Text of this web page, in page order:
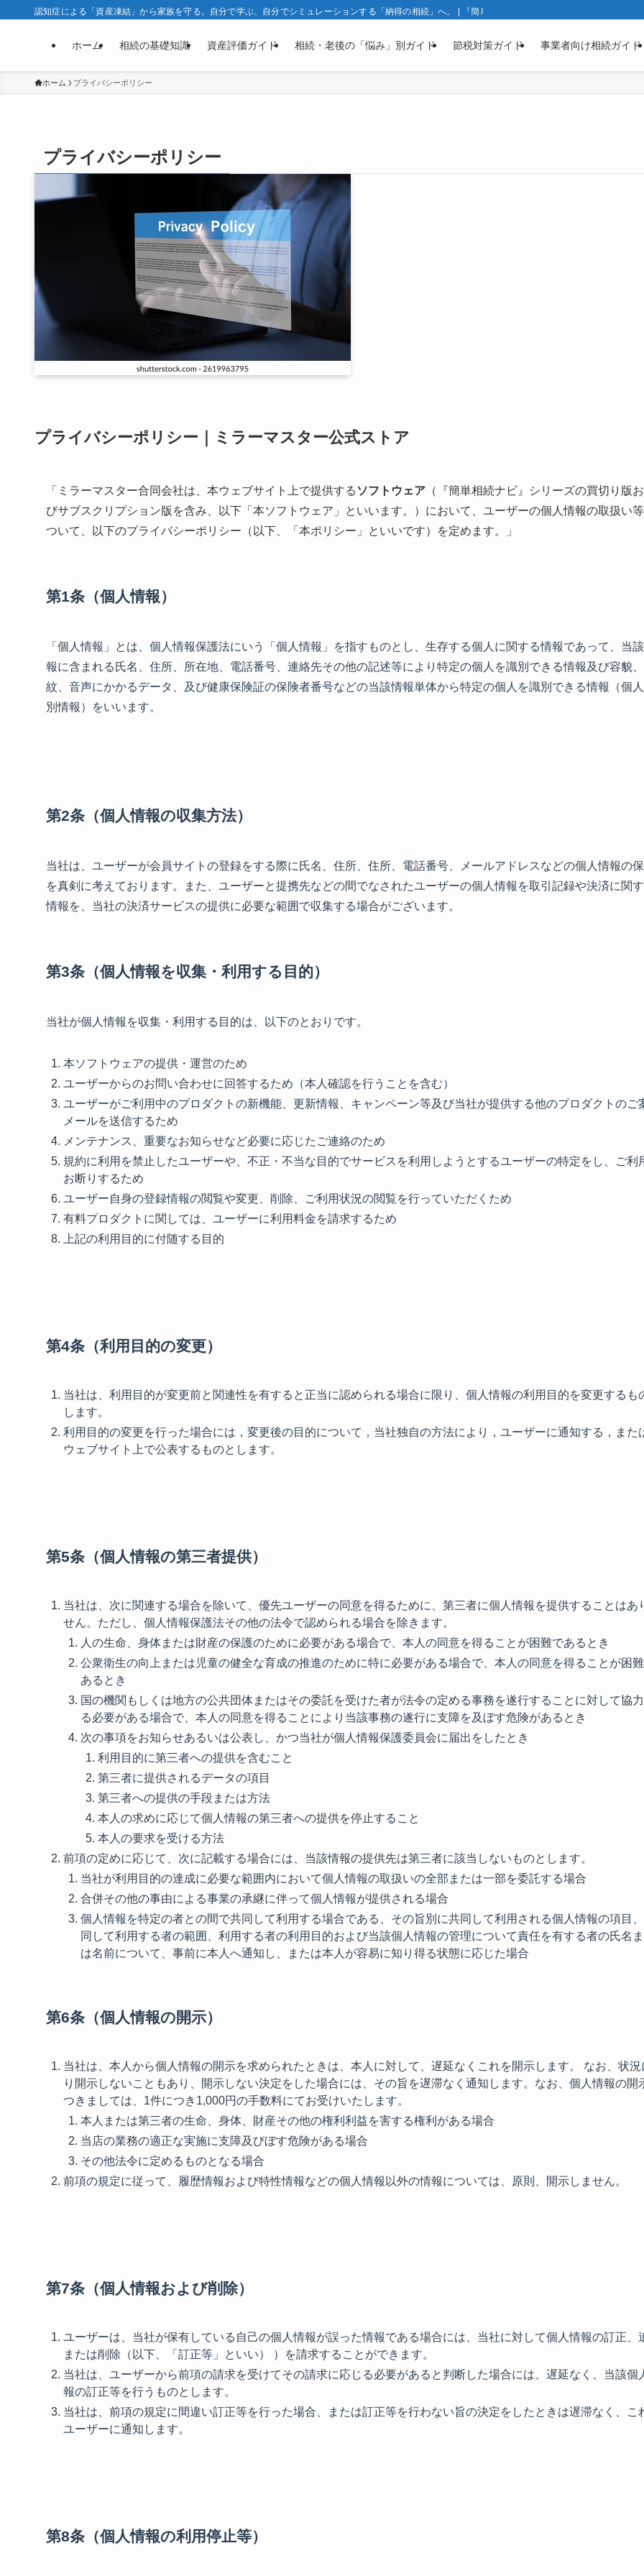
認知症による「資産凍結」から家族を守る。自分で学ぶ、自分でシミュレーションする「納得の相続」へ。 | 『簡単相続ナビ』製品ガイド | 相続と資産凍
ホーム 相続の基礎知識 資産評価ガイド 相続・老後の「悩み」別ガイド 節税対策ガイド 事業者向け相続ガイド
ホーム プライバシーポリシー
プライバシーポリシー
プライバシーポリシー｜ミラーマスター公式ストア
「ミラーマスター合同会社は、本ウェブサイト上で提供する ソフトウェア （『簡単相続ナビ』シリーズの買切り版
びサブスクリプション版を含み、以下「本ソフトウェア」といいます。）において、ユーザーの個人情報の取扱い
ついて、以下のプライバシーポリシー（以下、「本ポリシー」といいです）を定めます。」
第1条（個人情報）
「個人情報」とは、個人情報保護法にいう「個人情報」を指すものとし、生存する個人に関する情報であって、当
報に含まれる氏名、住所、所在地、電話番号、連絡先その他の記述等により特定の個人を識別できる情報及び容貌
紋、音声にかかるデータ、及び健康保険証の保険者番号などの当該情報単体から特定の個人を識別できる情報（個
別情報）をいいます。
第2条（個人情報の収集方法）
当社は、ユーザーが会員サイトの登録をする際に氏名、住所、住所、電話番号、メールアドレスなどの個人情報の
を真剣に考えております。また、ユーザーと提携先などの間でなされたユーザーの個人情報を取引記録や決済に関
情報を、当社の決済サービスの提供に必要な範囲で収集する場合がございます。
第3条（個人情報を収集・利用する目的）
当社が個人情報を収集・利用する目的は、以下のとおりです。
本ソフトウェアの提供・運営のため
ユーザーからのお問い合わせに回答するため（本人確認を行うことを含む）
ユーザーがご利用中のプロダクトの新機能、更新情報、キャンペーン等及び当社が提供する他のプロダクトのご
メールを送信するため
メンテナンス、重要なお知らせなど必要に応じたご連絡のため
規約に利用を禁止したユーザーや、不正・不当な目的でサービスを利用しようとするユーザーの特定をし、ご利
お断りするため
ユーザー自身の登録情報の閲覧や変更、削除、ご利用状況の閲覧を行っていただくため
有料プロダクトに関しては、ユーザーに利用料金を請求するため
上記の利用目的に付随する目的
第4条（利用目的の変更）
当社は、利用目的が変更前と関連性を有すると正当に認められる場合に限り、個人情報の利用目的を変更するも
します。
利用目的の変更を行った場合には，変更後の目的について，当社独自の方法により，ユーザーに通知する，また
ウェブサイト上で公表するものとします。
第5条（個人情報の第三者提供）
当社は、次に関連する場合を除いて、優先ユーザーの同意を得るために、第三者に個人情報を提供することはあ
せん。ただし、個人情報保護法その他の法令で認められる場合を除きます。
人の生命、身体または財産の保護のために必要がある場合で、本人の同意を得ることが困難であるとき
公衆衛生の向上または児童の健全な育成の推進のために特に必要がある場合で、本人の同意を得ることが困
あるとき
国の機関もしくは地方の公共団体またはその委託を受けた者が法令の定める事務を遂行することに対して協
る必要がある場合で、本人の同意を得ることにより当該事務の遂行に支障を及ぼす危険があるとき
次の事項をお知らせあるいは公表し、かつ当社が個人情報保護委員会に届出をしたとき
利用目的に第三者への提供を含むこと
第三者に提供されるデータの項目
第三者への提供の手段または方法
本人の求めに応じて個人情報の第三者への提供を停止すること
本人の要求を受ける方法
前項の定めに応じて、次に記載する場合には、当該情報の提供先は第三者に該当しないものとします。
当社が利用目的の達成に必要な範囲内において個人情報の取扱いの全部または一部を委託する場合
合併その他の事由による事業の承継に伴って個人情報が提供される場合
個人情報を特定の者との間で共同して利用する場合である、その旨別に共同して利用される個人情報の項目
同して利用する者の範囲、利用する者の利用目的および当該個人情報の管理について責任を有する者の氏名
は名前について、事前に本人へ通知し、または本人が容易に知り得る状態に応じた場合
第6条（個人情報の開示）
当社は、本人から個人情報の開示を求められたときは、本人に対して、遅延なくこれを開示します。 なお、状況
り開示しないこともあり、開示しない決定をした場合には、その旨を遅滞なく通知します。なお、個人情報の開
つきましては、1件につき1,000円の手数料にてお受けいたします。
本人または第三者の生命、身体、財産その他の権利利益を害する権利がある場合
当店の業務の適正な実施に支障及びぼす危険がある場合
その他法令に定めるものとなる場合
前項の規定に従って、履歴情報および特性情報などの個人情報以外の情報については、原則、開示しません。
第7条（個人情報および削除）
ユーザーは、当社が保有している自己の個人情報が誤った情報である場合には、当社に対して個人情報の訂正、
または削除（以下、「訂正等」といい） ）を請求することができます。
当社は、ユーザーから前項の請求を受けてその請求に応じる必要があると判断した場合には、遅延なく、当該個
報の訂正等を行うものとします。
当社は、前項の規定に間違い訂正等を行った場合、または訂正等を行わない旨の決定をしたときは遅滞なく、こ
ユーザーに通知します。
第8条（個人情報の利用停止等）